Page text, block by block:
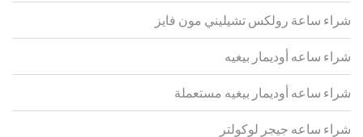
شراء ساعة رولكس تشيليني مون فايز
شراء ساعه أوديمار بيغيه
شراء ساعه أوديمار بيغيه مستعملة
شراء ساعه جيجر لوكولتر